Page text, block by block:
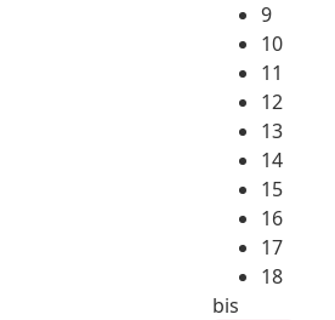
9
10
11
12
13
14
15
16
17
18
bis